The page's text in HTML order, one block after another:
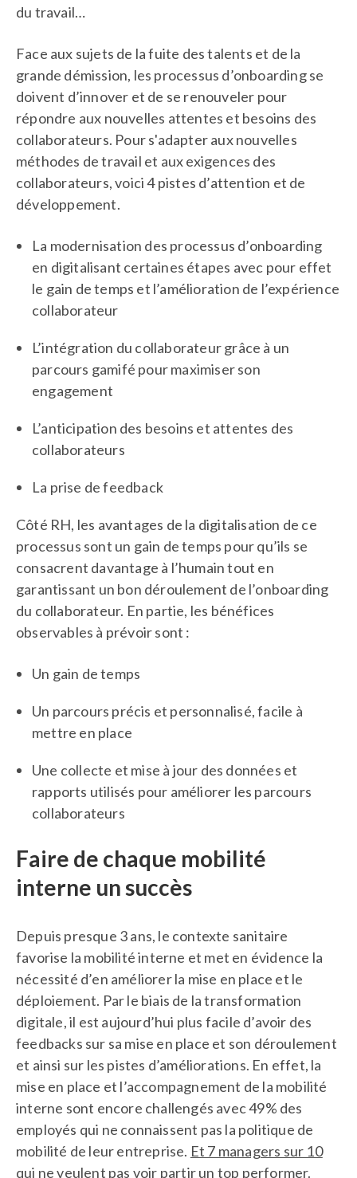
du travail…
Face aux sujets de la fuite des talents et de la
grande démission, les processus d’onboarding se
doivent d’innover et de se renouveler pour
répondre aux nouvelles attentes et besoins des
collaborateurs. Pour s'adapter aux nouvelles
méthodes de​​ travail et aux exigences des
collaborateurs, voici 4 pistes d’attention et de
développement.
La modernisation des processus d’onboarding
en digitalisant certaines étapes avec pour effet
le gain de temps et l’amélioration de l’expérience
collaborateur
L’intégration du collaborateur grâce à un
parcours gamifé pour maximiser son
engagement
L’anticipation des besoins et attentes des
collaborateurs
La prise de feedback
Côté RH, les avantages de la digitalisation de ce
processus sont un gain de temps pour qu’ils se
consacrent davantage à l’humain tout en
garantissant un bon déroulement de l’onboarding
du collaborateur. En partie, les bénéfices
observables à prévoir sont :
Un gain de temps
Un parcours précis et personnalisé, facile à
mettre en place
Une collecte et mise à jour des données et
rapports utilisés pour améliorer les parcours
collaborateurs
Faire de chaque mobilité
interne un succès
Depuis presque 3 ans, le contexte sanitaire
favorise la mobilité interne et met en évidence la
nécessité d’en améliorer la mise en place et le
déploiement. Par le biais de la transformation
digitale, il est aujourd’hui plus facile d’avoir des
feedbacks sur sa mise en place et son déroulement
et ainsi sur les pistes d’améliorations. En effet, la
mise en place et l’accompagnement de la mobilité
interne sont encore challengés avec 49% des
employés qui ne connaissent pas la politique de
mobilité de leur entreprise. Et 7 managers sur 10
qui ne veulent pas voir partir un top performer.